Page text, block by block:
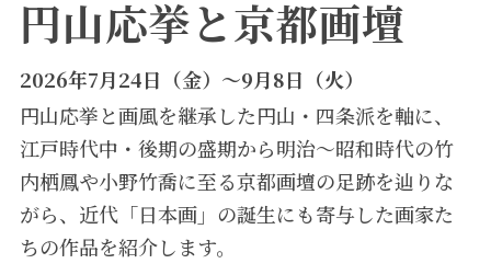
円山応挙と京都画壇
2026年7月24日（金）～9月8日（火）
円山応挙と画風を継承した円山・四条派を軸に、
江戸時代中・後期の盛期から明治～昭和時代の竹
内栖鳳や小野竹喬に至る京都画壇の足跡を辿りな
がら、近代「日本画」の誕生にも寄与した画家た
ちの作品を紹介します。